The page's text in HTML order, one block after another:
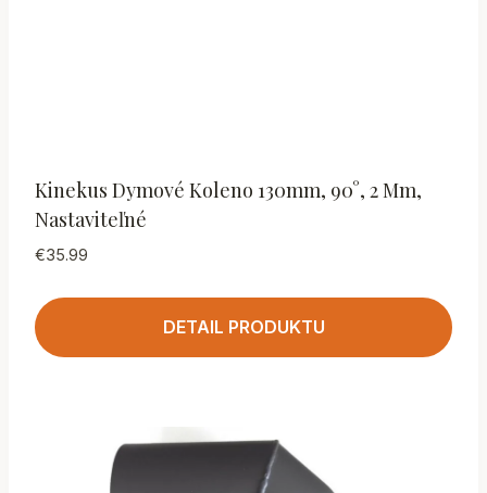
Kinekus Dymové Koleno 130mm, 90°, 2 Mm,
Nastaviteľné
€35.99
DETAIL PRODUKTU